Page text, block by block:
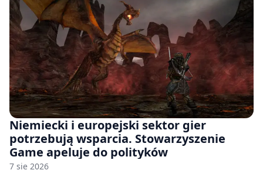
Niemiecki i europejski sektor gier
potrzebują wsparcia. Stowarzyszenie
Game apeluje do polityków
7 sie 2026